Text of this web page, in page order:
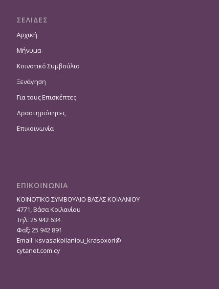
ΣΕΛΙΔΕΣ
Αρχική
Μήνυμα
Κοινοτικό Συμβούλιο
Ξενάγηση
Για τους Επισκέπτες
Δραστηριότητες
Επικοινωνία
ΕΠΙΚΟΙΝΩΝΙΑ
ΚΟΙΝΟΤΙΚΟ ΣΥΜΒΟΥΛΙΟ ΒΑΣΑΣ ΚΟΙΛΑΝΙΟΥ
4771, Βάσα Κοιλανίου
Τηλ: 25 942 634
Φαξ: 25 942 891
Email: ksvasakoilaniou_krasoxori@
cytanet.com.cy